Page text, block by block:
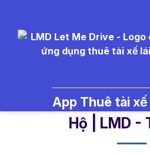
App Thuê tài xế
terroir - Tin Tức
Hộ | LMD -